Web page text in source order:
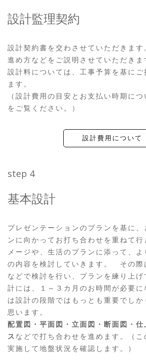
設計監理契約
設計契約書を交わさせていただきま
進め方などをご説明させていただきま
設計料については、工事予算を基にご
ます。
（設計費用の目安とお支払い時期に
をご覧ください。）
設計費用について
step 4
基本設計
プレゼンテーションのプランを基に、
ンに向かってお打ち合わせを重ねて行
メージや、生活のプランに添って、
の内容を検討していきます。 その際
などで検討を行い、プランを練り上
計には、１～３カ月のお時間が必要に
は設計の段階ではもっとも重要でしか
思います。
配置図・平面図・立面図・断面図・
ス などで打ち合わせを進めます。（
実施して地盤状況を確認します。）